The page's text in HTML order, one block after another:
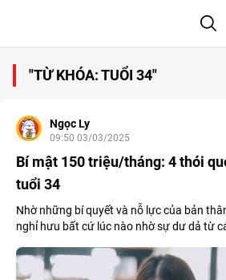
"TỪ KHÓA: TUỔI 34"
Ngọc Ly
09:50 03/03/2025
Bí mật 150 triệu/tháng: 4 thói
tuổi 34
Nhờ những bí quyết và nỗ lực của bản
nghỉ hưu bất cứ lúc nào nhờ sự dư dả từ